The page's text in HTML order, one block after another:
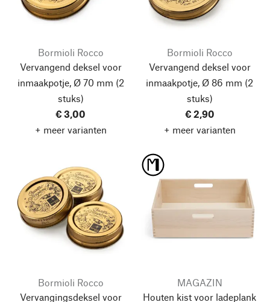
Bormioli Rocco
Vervangend deksel voor
inmaakpotje, Ø 70 mm (2
stuks)
€ 3,00
+ meer varianten
Bormioli Rocco
Vervangend deksel voor
inmaakpotje, Ø 86 mm (2
stuks)
€ 2,90
+ meer varianten
Bormioli Rocco
Vervangingsdeksel voor
MAGAZIN
Houten kist voor ladeplank